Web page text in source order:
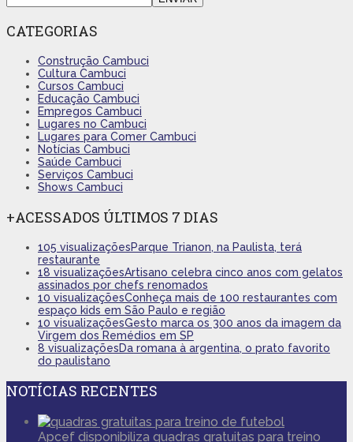
CATEGORIAS
Construção Cambuci
Cultura Cambuci
Cursos Cambuci
Educação Cambuci
Empregos Cambuci
Lugares no Cambuci
Lugares para Comer Cambuci
Notícias Cambuci
Saúde Cambuci
Serviços Cambuci
Shows Cambuci
+ACESSADOS ÚLTIMOS 7 DIAS
105 visualizaçõesParque Trianon, na Paulista, terá
restaurante
18 visualizaçõesArtisano celebra cinco anos com gelatos
assinados por chefs renomados
10 visualizaçõesConheça mais de 100 restaurantes com
espaço kids em São Paulo e região
10 visualizaçõesGesto marca os 300 anos da imagem da
Virgem dos Remédios em SP
8 visualizaçõesDa romana à argentina, o prato favorito
do paulistano
NOTÍCIAS RECENTES
Apcef disponibiliza quadras gratuitas para treino